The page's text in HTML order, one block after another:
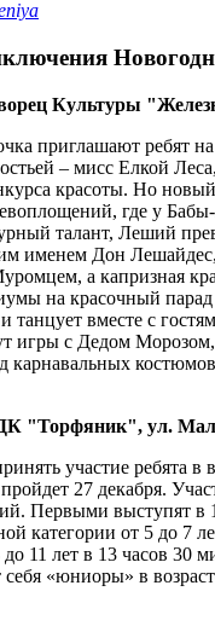
Культуры
приглашают ребят
– мисс Елкой Леса,
красоты. Но
где у
талант, Леший
именем Дон
а капризная
на красочный
танцует вместе с
игры с Дедом
карнавальных
ДК "Торфяник", ул.
участие ребята в
27 декабря.
Первыми выступят в
категории от 5 до 7
до 11 лет в 13 часов 30
«юниоры» в